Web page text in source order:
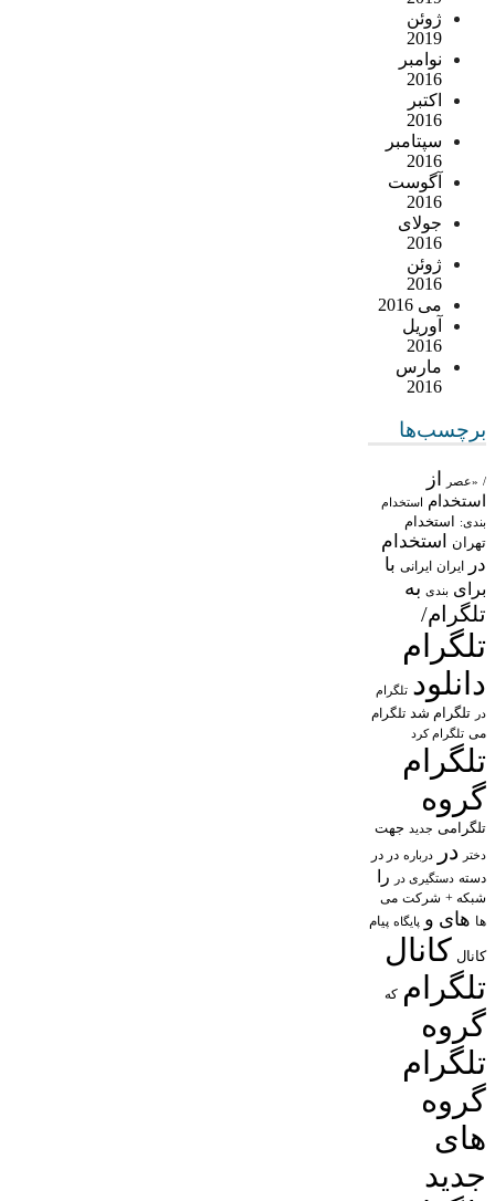
ژوئن
2019
نوامبر
2016
اکتبر
2016
سپتامبر
2016
آگوست
2016
جولای
2016
ژوئن
2016
می 2016
آوریل
2016
مارس
2016
برچسب‌ها
/ «عصر از
استخدام استخدام
بندی: استخدام
تهران
استخدام
در
ایران ایرانی با
برای بندی به
تلگرام/
تلگرام
دانلود تلگرام
در تلگرام شد تلگرام
می تلگرام کرد
تلگرام
گروه
تلگرامی جدید جهت
دختر در درباره در در
دسته دستگیری در را
شبکه + شرکت می
ها های و پایگاه پیام
کانال کانال
تلگرام که
گروه
تلگرام
گروه
های
جدید